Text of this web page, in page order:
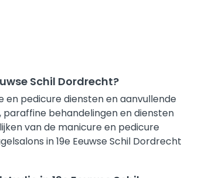
Schil Dordrecht?
en pedicure diensten en aanvullende
behandelingen en diensten
van de manicure en pedicure
in 19e Eeuwse Schil Dordrecht